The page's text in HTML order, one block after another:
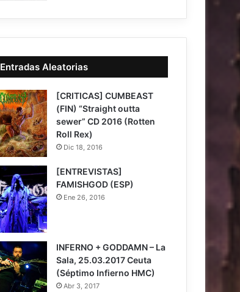
Entradas Aleatorias
[CRITICAS] CUMBEAST
(FIN) “Straight outta
sewer” CD 2016 (Rotten
Roll Rex)
Dic 18, 2016
[ENTREVISTAS]
FAMISHGOD (ESP)
Ene 26, 2016
INFERNO + GODDAMN – La
Sala, 25.03.2017 Ceuta
(Séptimo Infierno HMC)
Abr 3, 2017